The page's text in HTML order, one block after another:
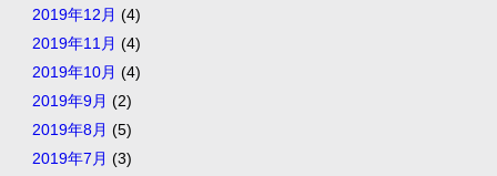
2019年12月 (4)
2019年11月 (4)
2019年10月 (4)
2019年9月 (2)
2019年8月 (5)
2019年7月 (3)